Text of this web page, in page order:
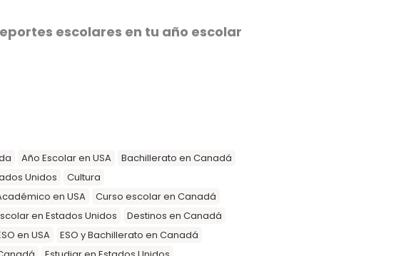
escolares en tu año escolar
Año Escolar en USA
Bachillerato en Canadá
Unidos
Cultura
en USA
Curso escolar en Canadá
en Estados Unidos
Destinos en Canadá
en USA
ESO y Bachillerato en Canadá